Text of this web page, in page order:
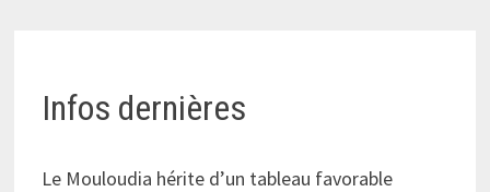
Infos dernières
Le Mouloudia hérite d’un tableau favorable